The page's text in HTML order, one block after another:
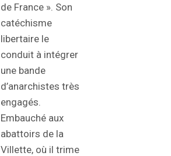
de France ». Son
catéchisme
libertaire le
conduit à intégrer
une bande
d’anarchistes très
engagés.
Embauché aux
abattoirs de la
Villette, où il trime